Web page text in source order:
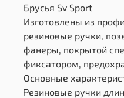
Брусья Sv Sport
Изготовлены из
резиновые ручки,
фанеры, покрытой
фиксатором,
Основные
Резиновые ручки